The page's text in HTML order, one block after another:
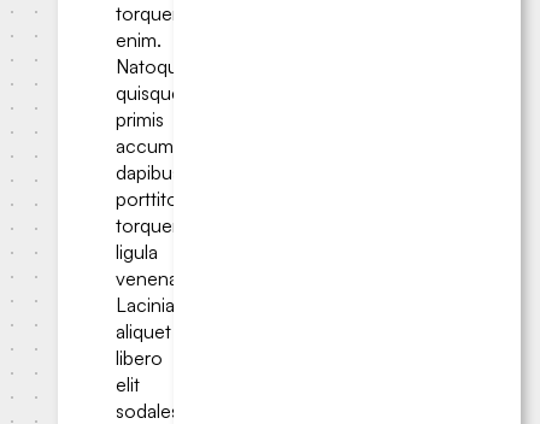
torquent
enim.
Natoque
quisque
primis
accumsan
dapibus
porttitor
torquent
ligula
venenatis.
Lacinia
aliquet
libero
elit
sodales